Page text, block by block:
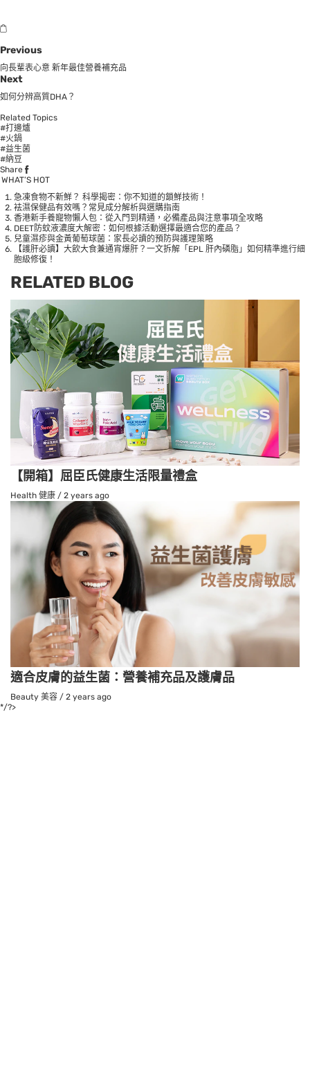
Previous
向長輩表心意 新年最佳營養補充品
Next
如何分辨高質DHA？
Related Topics
#打邊爐
#火鍋
#益生菌
#納豆
Share
WHAT’S HOT
急凍食物不新鮮？ 科學揭密：你不知道的鎖鮮技術！
袪濕保健品有效嗎？常見成分解析與選購指南
香港新手養寵物懶人包：從入門到精通，必備產品與注意事項全攻略
DEET防蚊液濃度大解密：如何根據活動選擇最適合您的產品？
兒童濕疹與金黃葡萄球菌：家長必讀的預防與護理策略
【護肝必讀】大飲大食兼通宵爆肝？一文拆解「EPL 肝內磷脂」如何精準進行細
胞級修復！
RELATED BLOG
【開箱】屈臣氏健康生活限量禮盒
Health 健康 / 2 years ago
適合皮膚的益生菌：營養補充品及護膚品
Beauty 美容 / 2 years ago
*/?>